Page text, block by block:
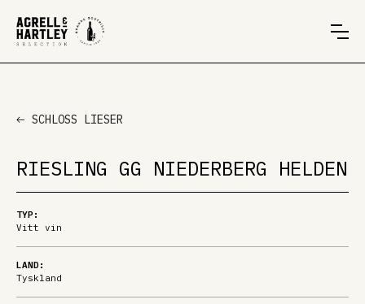
SCHLOSS LIESER
RIESLING GG NIEDERBERG HELDEN
TYP:
Vitt vin
LAND:
Tyskland